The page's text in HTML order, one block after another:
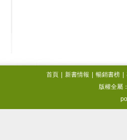
首頁 新書情報 暢銷書榜
版權全屬